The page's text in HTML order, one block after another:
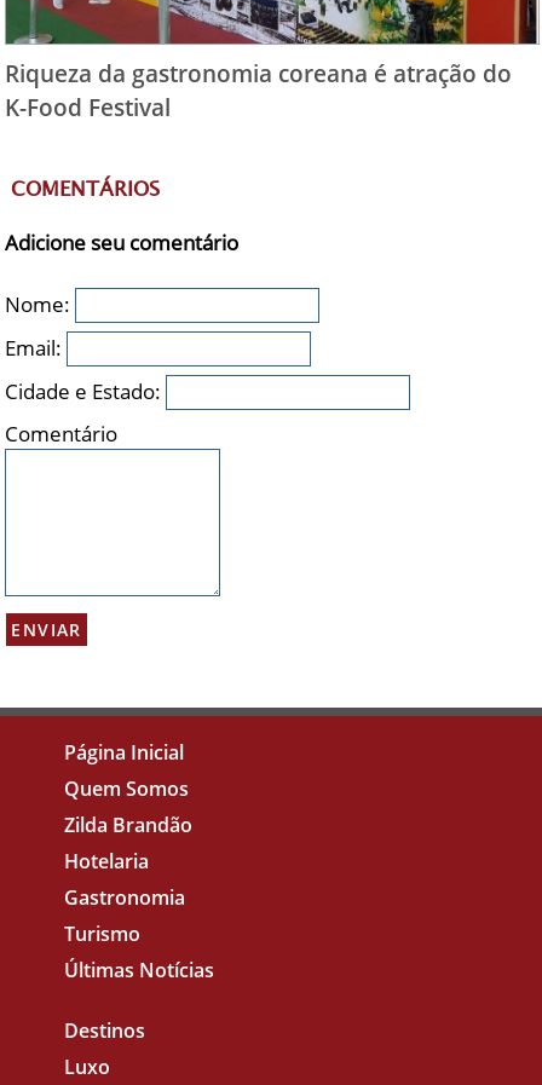
Riqueza da gastronomia coreana é atração do
K-Food Festival
COMENTÁRIOS
Adicione seu comentário
Nome:
Email:
Cidade e Estado:
Comentário
Página Inicial
Quem Somos
Zilda Brandão
Hotelaria
Gastronomia
Turismo
Últimas Notícias
Destinos
Luxo